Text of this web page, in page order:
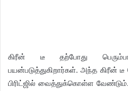
கிரீன் டீ தற்போது
பயன்படுத்துகிறார்கள். அந்த கிரீன் டீ
பிரிட்ஜில் வைத்துக்கொள்ள